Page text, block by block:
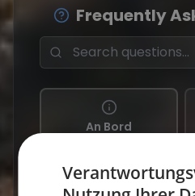
Frequently
An Bord